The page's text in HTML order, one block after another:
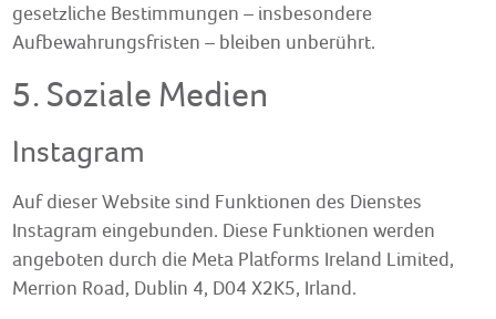
gesetzliche Bestimmungen – insbesondere
Aufbewahrungsfristen – bleiben unberührt.
5. Soziale Medien
Instagram
Auf dieser Website sind Funktionen des Dienstes
Instagram eingebunden. Diese Funktionen werden
angeboten durch die Meta Platforms Ireland Limited,
Merrion Road, Dublin 4, D04 X2K5, Irland.